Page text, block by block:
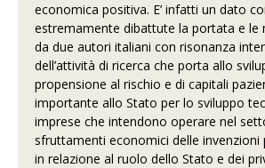
economica positiva. E’ infatti un dato
estremamente dibattute la portata e le
da due autori italiani con risonanza
dell’attività di ricerca che porta allo
propensione al rischio e di capitali
importante allo Stato per lo sviluppo
imprese che intendono operare nel
sfruttamenti economici delle
in relazione al ruolo dello Stato e dei